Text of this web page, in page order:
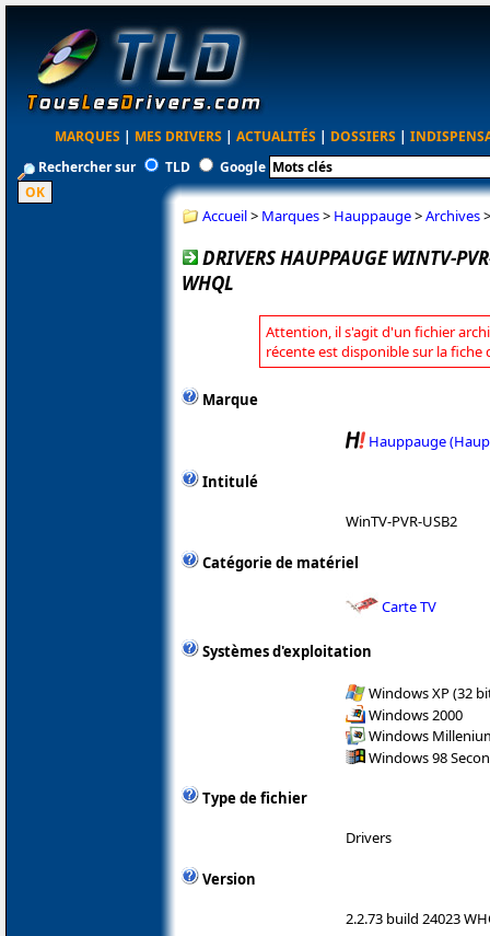
MARQUES | MES DRIVERS | ACTUALITÉS | DOSSIERS |
Rechercher sur
TLD Google
Accueil> Marques> Hauppauge>Archives
DRIVERS HAUPPAUGE WINTV-
WHQL
Attention, il s'agit d'un fichier
récente est disponible sur la fiche
Marque
Hauppauge
Intitulé
WinTV-PVR-USB2
Catégorie de matériel
Carte TV
Systèmes d'exploitation
Windows XP (32
Windows 2000
Windows
Windows 98
Type de fichier
Drivers
Version
2.2.73 build 24023